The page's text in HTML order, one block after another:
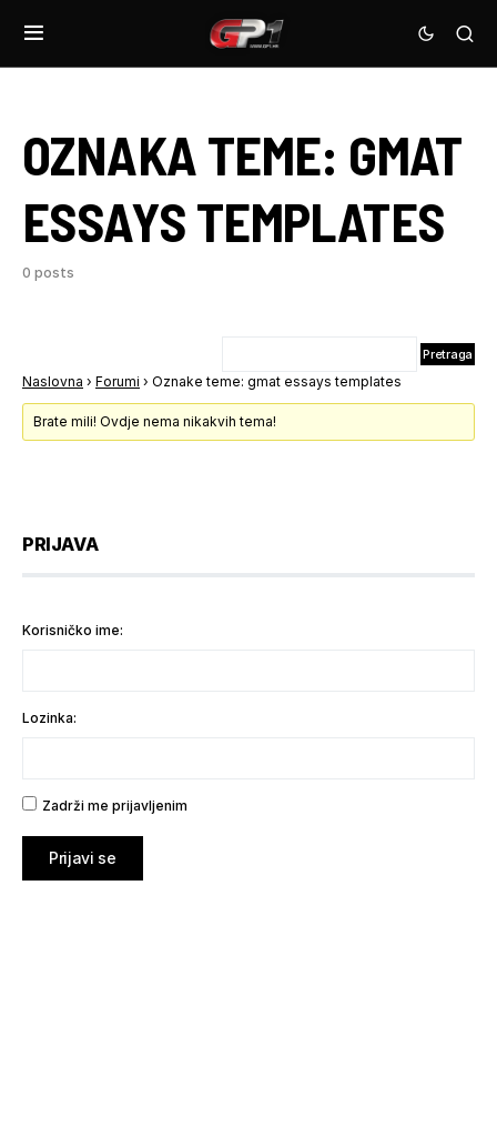
OZNAKA TEME: GMAT
ESSAYS TEMPLATES
0 posts
Naslovna › Forumi › Oznake teme: gmat essays templates
Brate mili! Ovdje nema nikakvih tema!
PRIJAVA
Korisničko ime:
Lozinka:
Zadrži me prijavljenim
Prijavi se